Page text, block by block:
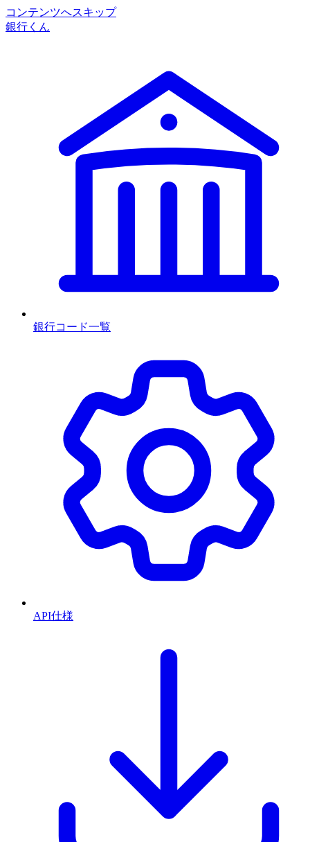
コンテンツへスキップ
銀行くん
銀行コード一覧
API仕様